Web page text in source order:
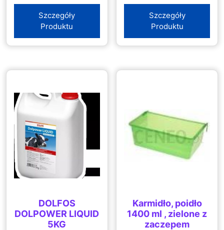
Szczegóły
Produktu
Szczegóły
Produktu
DOLFOS
DOLPOWER LIQUID
5KG
Karmidło, poidło
1400 ml , zielone z
zaczepem